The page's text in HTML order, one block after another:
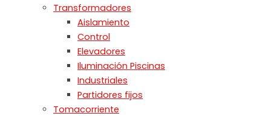
Transformadores
Aislamiento
Control
Elevadores
Iluminación Piscinas
Industriales
Partidores fijos
Tomacorriente